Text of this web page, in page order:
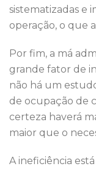
sistematizadas e
operação, o que
Por fim, a má
grande fator de
não há um
de ocupação de
certeza haverá
maior que o
A ineficiência